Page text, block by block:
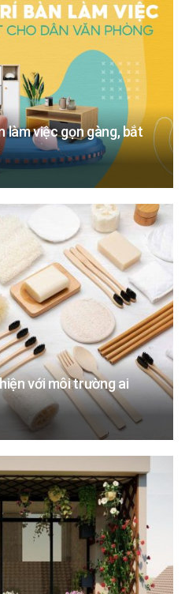
làm việc gọn gàng, bắt
với môi trường ai